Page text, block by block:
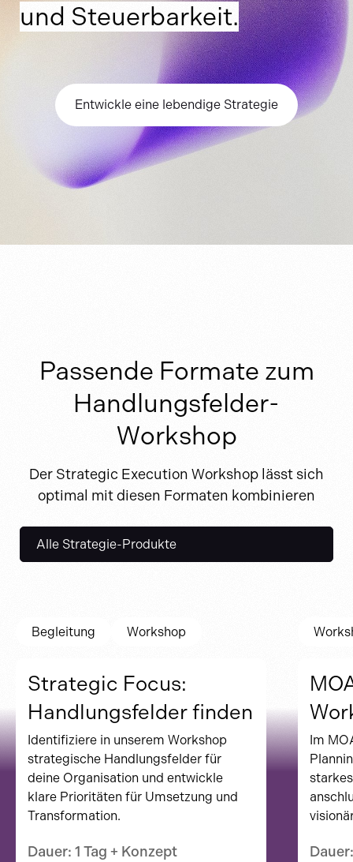
und Steuerbarkeit.
Entwickle eine lebendige Strategie
Passende Formate zum
Handlungsfelder-
Workshop
Der Strategic Execution Workshop lässt sich
optimal mit diesen Formaten kombinieren
Alle Strategie-Produkte
Begleitung Workshop
Strategic Focus:
Handlungsfelder finden
Identifiziere in unserem Workshop
strategische Handlungsfelder für
deine Organisation und entwickle
klare Prioritäten für Umsetzung und
Transformation.
Dauer: 1 Tag + Konzept
Im